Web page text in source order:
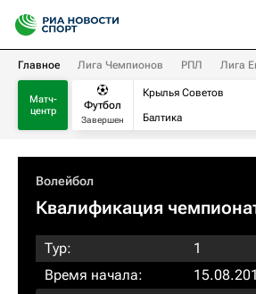
Главное Лига Чемпионов РПЛ Лига
Матч-
центр
Футбол
Завершен
Крылья Советов
Балтика
Волейбол
Квалификация
Тур:
1
Время начала: